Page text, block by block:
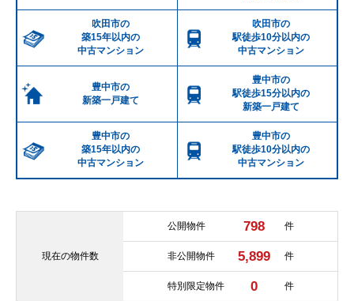
吹田市の
築15年以内の
中古マンション
吹田市の
駅徒歩10分以内の
中古マンション
豊中市の
新築一戸建て
豊中市の
駅徒歩15分以内の
新築一戸建て
豊中市の
築15年以内の
中古マンション
豊中市の
駅徒歩10分以内の
中古マンション
現在の物件数
公開物件 798 件
非公開物件 5,899 件
特別限定物件 0 件